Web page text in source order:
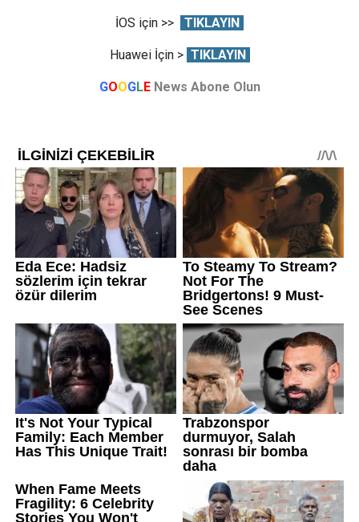
İOS için >> TIKLAYIN
Huawei İçin > TIKLAYIN
GOOGLE News Abone Olun